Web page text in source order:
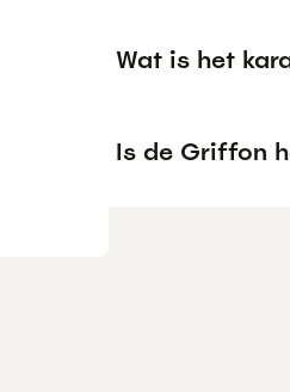
Wat is het
Is de Griffon